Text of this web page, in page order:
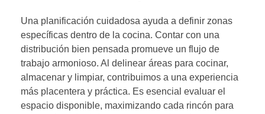
Una planificación cuidadosa ayuda a definir zonas
específicas dentro de la cocina. Contar con una
distribución bien pensada promueve un flujo de
trabajo armonioso. Al delinear áreas para cocinar,
almacenar y limpiar, contribuimos a una experiencia
más placentera y práctica. Es esencial evaluar el
espacio disponible, maximizando cada rincón para